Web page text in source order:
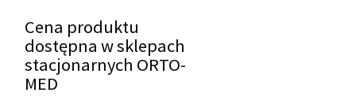
Cena produktu
dostępna w sklepach
stacjonarnych ORTO-
MED